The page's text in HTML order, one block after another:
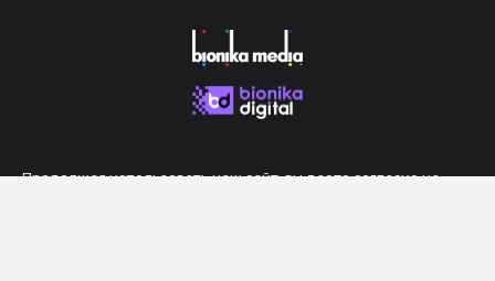
Продолжая использовать наш сайт, вы даете согласие на